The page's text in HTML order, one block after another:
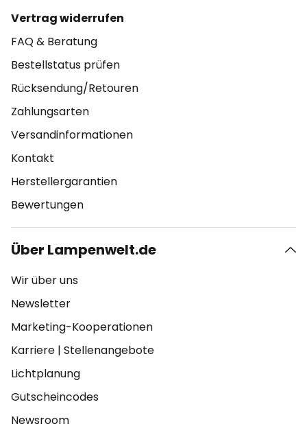
Vertrag widerrufen
FAQ & Beratung
Bestellstatus prüfen
Rücksendung/Retouren
Zahlungsarten
Versandinformationen
Kontakt
Herstellergarantien
Bewertungen
Über Lampenwelt.de
Wir über uns
Newsletter
Marketing-Kooperationen
Karriere | Stellenangebote
Lichtplanung
Gutscheincodes
Newsroom